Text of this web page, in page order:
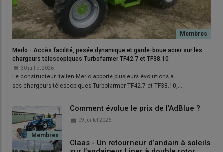
Merlo - Accès facilité, pesée dynamique et garde-boue acier sur les
chargeurs télescopiques Turbofarmer TF42.7 et TF38.10
30 juillet 2026
Le constructeur italien Merlo apporte plusieurs évolutions à
ses chargeurs télescopiques Turbofarmer TF42.7 et TF38.10,…
Comment évolue le prix de l’AdBlue ?
09 juillet 2026
Claas - Un retourneur d’andain à soleils